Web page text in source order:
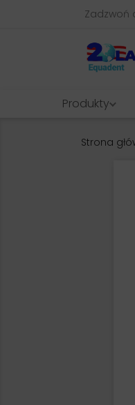
Zadzwoń
Produkty
Strona